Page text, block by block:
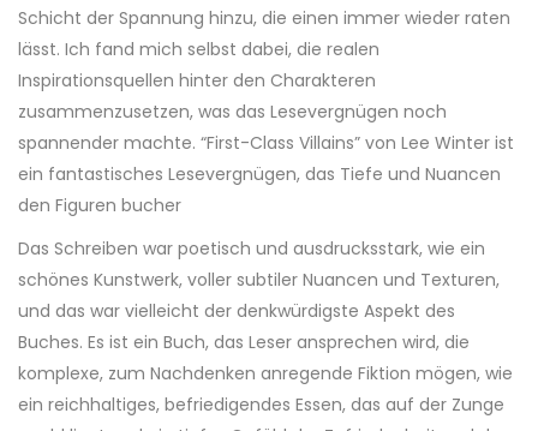
Schicht der Spannung hinzu, die einen immer wieder raten
lässt. Ich fand mich selbst dabei, die realen
Inspirationsquellen hinter den Charakteren
zusammenzusetzen, was das Lesevergnügen noch
spannender machte. “First-Class Villains” von Lee Winter ist
ein fantastisches Lesevergnügen, das Tiefe und Nuancen
den Figuren bucher
Das Schreiben war poetisch und ausdrucksstark, wie ein
schönes Kunstwerk, voller subtiler Nuancen und Texturen,
und das war vielleicht der denkwürdigste Aspekt des
Buches. Es ist ein Buch, das Leser ansprechen wird, die
komplexe, zum Nachdenken anregende Fiktion mögen, wie
ein reichhaltiges, befriedigendes Essen, das auf der Zunge